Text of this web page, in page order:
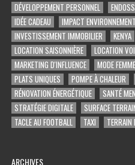
DÉVELOPPEMENT PERSONNEL
IDÉE CADEAU
IMPACT
INVESTISSEMENT IMMOBILIER
KENYA
LOCATION SAISONNIÈRE
LOCATION
MARKETING D'INFLUENCE
MODE FEMME
PLATS UNIQUES
POMPE À CHALEUR
RÉNOVATION ÉNERGÉTIQUE
SANTÉ
STRATÉGIE DIGITALE
SURFACE
TACLE AU FOOTBALL
TAXI TERRAIN
ARCHIVES